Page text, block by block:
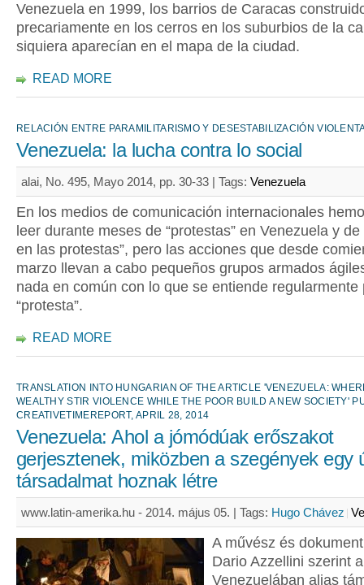
Venezuela en 1999, los barrios de Caracas
precariamente en los cerros en los suburbios de la
siquiera aparecían en el mapa de la ciudad.
READ MORE
RELACIÓN ENTRE PARAMILITARISMO Y DESESTABILIZACIÓN
Venezuela: la lucha contra lo social
alai, No. 495, Mayo 2014, pp. 30-33 | Tags: Venezuela
En los medios de comunicación internacionales
leer durante meses de “protestas” en Venezuela y de
en las protestas”, pero las acciones que desde
marzo llevan a cabo pequeños grupos armados
nada en común con lo que se entiende regularmente
“protesta”.
READ MORE
TRANSLATION INTO HUNGARIAN OF THE ARTICLE 'VENEZUELA:
WEALTHY STIR VIOLENCE WHILE THE POOR BUILD A NEW SOCIETY'
CREATIVETIMEREPORT, APRIL 28, 2014
Venezuela: Ahol a jómódúak erőszakot
gerjesztenek, miközben a szegények egy
társadalmat hoznak létre
www.latin-amerika.hu - 2014. május 05. | Tags: Hugo Chávez
A művész és
Dario Azzellini szerint
Venezuelában aljas